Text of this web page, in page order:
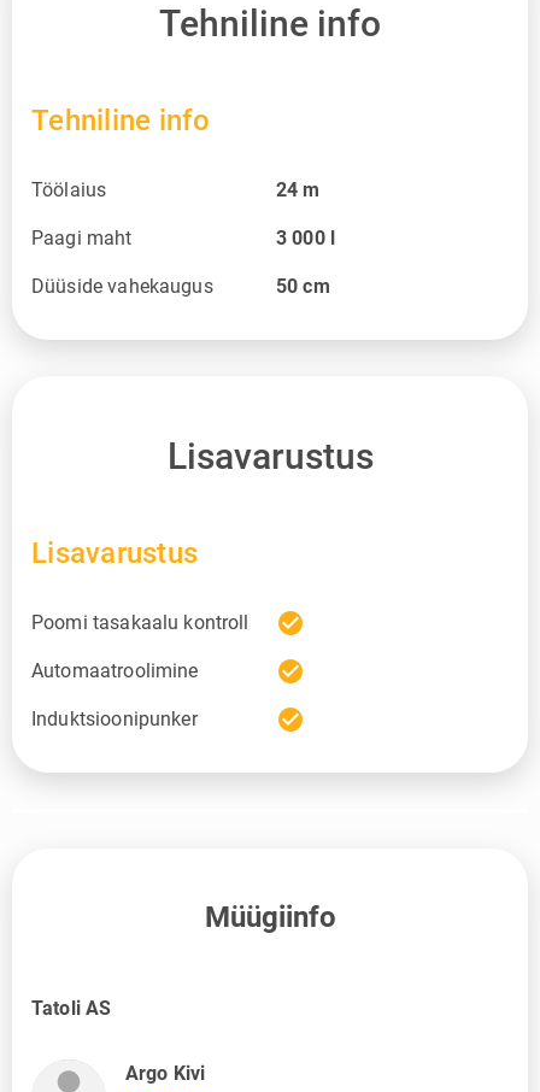
Tehniline info
Tehniline info
Töölaius 24 m
Paagi maht 3 000 l
Düüside vahekaugus 50cm
Lisavarustus
Lisavarustus
Poomi tasakaalu kontroll check_circle
Automaatroolimine check_circle
Induktsioonipunker check_circle
Müügiinfo
Tatoli AS
Argo Kivi